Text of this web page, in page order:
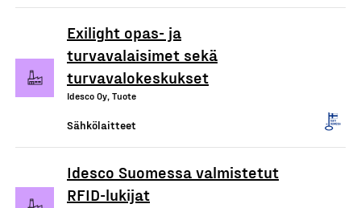
Exilight opas- ja
turvavalaisimet sekä
turvavalokeskukset
Idesco Oy, Tuote
Sähkölaitteet
Idesco Suomessa valmistetut
RFID-lukijat